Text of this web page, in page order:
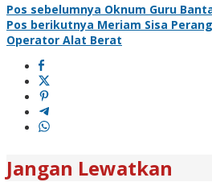
Pos sebelumnya Oknum Guru
Pos berikutnya Meriam Sisa
Operator Alat Berat
Jangan Lewatkan